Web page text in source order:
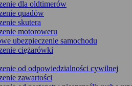
dla oldtimerów
quadów
skutera
motoroweru
ubezpieczenie samochodu
ciężarówki
od odpowiedzialności cywilnej
zawartości